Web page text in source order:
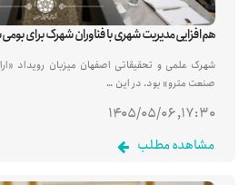
هم‌افزایی مدیریت شهری با فناوران شهرک برای
شهرک علمی و تحقیقاتی اصفهان میزبان رویداد «ارائه
صنعت مترو» بود. در این …
۱۷:۳۰, ۱۴۰۵/۰۵/۰۶
مشاهده مطلب